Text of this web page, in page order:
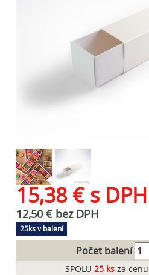
15,38 € s DPH
12,50 € bez DPH
25ks v balení
Počet balení
SPOLU 25 ks za cenu